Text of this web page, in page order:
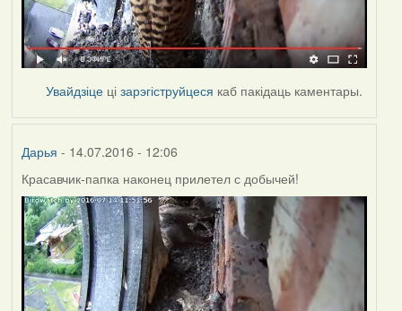
Увайдзіце цізарэгіструйцеся каб пакідаць каментары.
Дарья - 14.07.2016 - 12:06
Красавчик-папка наконец прилетел с добычей!